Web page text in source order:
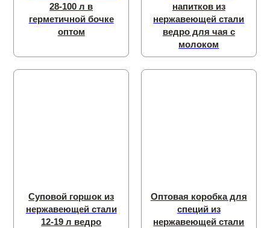
28-100 л в
герметичной бочке
оптом
напитков из
нержавеющей стали
ведро для чая с
молоком
Суповой горшок из
нержавеющей стали
12-19 л ведро
Оптовая коробка для
специй из
нержавеющей стали